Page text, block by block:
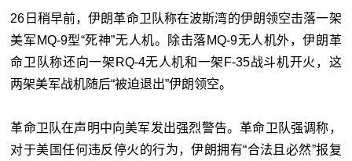
26日稍早前，伊朗革命卫队称在波斯湾的伊朗领空击落一架
美军MQ-9型“死神”无人机。除击落MQ-9无人机外，伊朗革
命卫队称还向一架RQ-4无人机和一架F-35战斗机开火，这
两架美军战机随后“被迫退出”伊朗领空。
革命卫队在声明中向美军发出强烈警告。革命卫队强调称，
对于美国任何违反停火的行为，伊朗拥有“合法且必然”报复